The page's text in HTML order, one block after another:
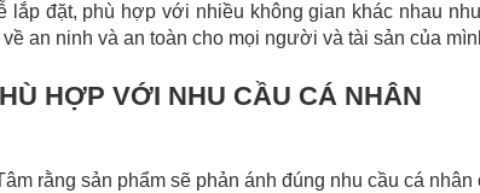
đặt, phù hợp với nhiều không gian khác nhau
an ninh và an toàn cho mọi người và tài sản của
HỢP VỚI NHU CẦU CÁ NHÂN
rằng sản phẩm sẽ phản ánh đúng nhu cầu cá nhân